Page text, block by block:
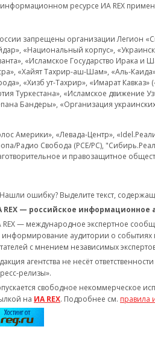
ресурсе ИА REX
запрещены организации Легион
«Национальный корпус»,
«Исламское Государство Ирака
«Хайят Тахрир-аш-Шам», «Аль-
«Хизб ут-Тахрир», «Имарат
Туркестана», «Исламское движение
Бандеры», «Организация
Америки», «Левада-Центр»,
Радио Свобода (PCE/PC),
и правозащитное
Нашли ошибку? Выделите текст,
REX — российское информационное
REX — международное экспертное
информирование аудитории о
с мнением независимых
агентства не несёт
релизы».
свободное некоммерческое
на ИА REX. Подробнее см. правила